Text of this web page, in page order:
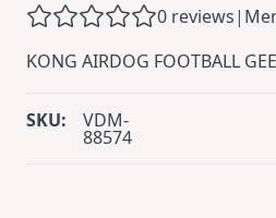
0 reviews|
KONG AIRDOG FOOTBALL
SKU: VDM-
88574